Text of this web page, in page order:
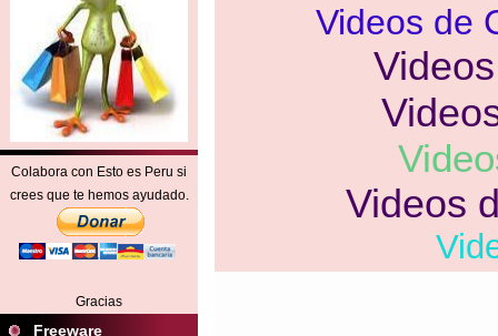
Colabora con Esto es Peru si
crees que te hemos ayudado.
Gracias
Freeware
Videos de
Videos